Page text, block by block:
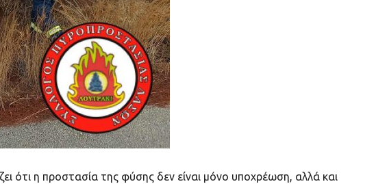
ότι η προστασία της φύσης δεν είναι μόνο υποχρέωση, αλλά και